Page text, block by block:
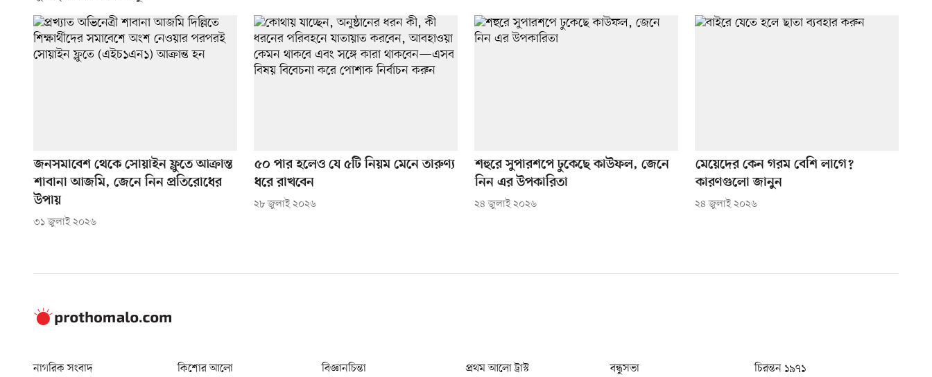
জনসমাবেশ থেকে সোয়াইন ফ্লুতে আক্রান্ত
শাবানা আজমি, জেনে নিন প্রতিরোধের
উপায়
৩১ জুলাই ২০২৬
৫০ পার হলেও যে ৫টি নিয়ম মেনে তারুণ্য
ধরে রাখবেন
২৮ জুলাই ২০২৬
শহুরে সুপারশপে ঢুকেছে কাউফল, জেনে
নিন এর উপকারিতা
২৪ জুলাই ২০২৬
মেয়েদের কেন গরম বেশি লাগে?
কারণগুলো জানুন
২৪ জুলাই ২০২৬
নাগরিক সংবাদ কিশোর আলো বিজ্ঞানচিন্তা প্রথম আলো ট্রাস্ট বন্ধুসভা চিরন্তন ১৯৭১